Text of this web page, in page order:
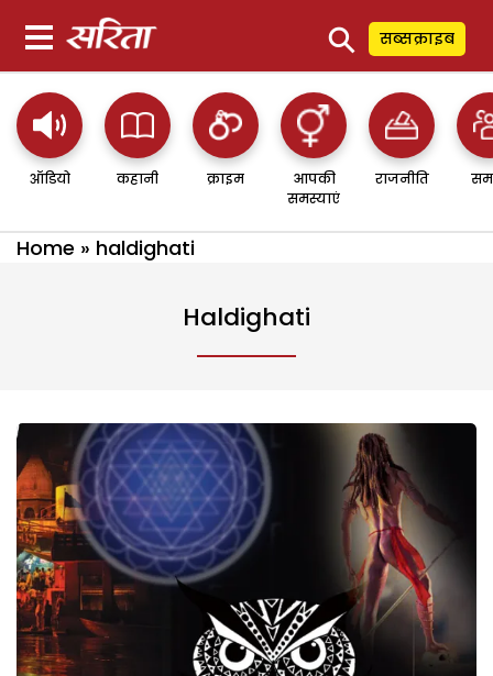
⚲ सब्सक्राइब
ऑडियो कहानी क्राइम
आपकी
समस्याएं
राजनीति
Home » haldighati
Haldighati